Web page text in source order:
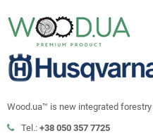
Wood.ua™ is new integrated
Tel.: +38 050 357 7725